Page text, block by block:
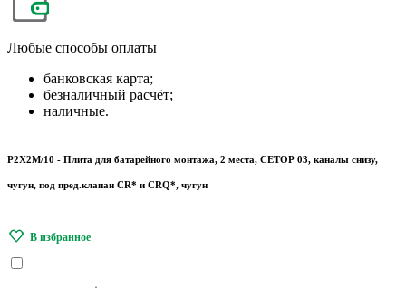
Любые способы оплаты
банковская карта;
безналичный расчёт;
наличные.
P2X2M/10 - Плита для батарейного монтажа, 2 места, СЕТОР 03, каналы снизу,
чугун, под пред.клапан CR* и CRQ*, чугун